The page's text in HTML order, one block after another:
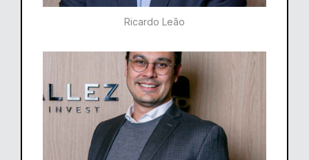
Ricardo Leão​